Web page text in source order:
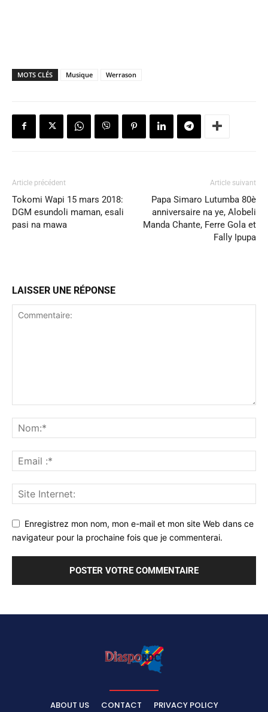
MOTS CLÉS Musique Werrason
Article précédent
Tokomi Wapi 15 mars 2018:
DGM esundoli maman, esali
pasi na mawa
Article suivant
Papa Simaro Lutumba 80è
anniversaire na ye, Alobeli
Manda Chante, Ferre Gola et
Fally Ipupa
LAISSER UNE RÉPONSE
Enregistrez mon nom, mon e-mail et mon site Web dans ce
navigateur pour la prochaine fois que je commenterai.
ABOUT US CONTACT PRIVACY POLICY